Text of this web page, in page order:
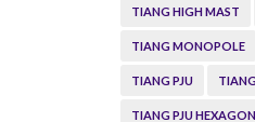
TIANG HIGH MAST
TIANG MONOPOLE
TIANG PJU
TIANG PJU